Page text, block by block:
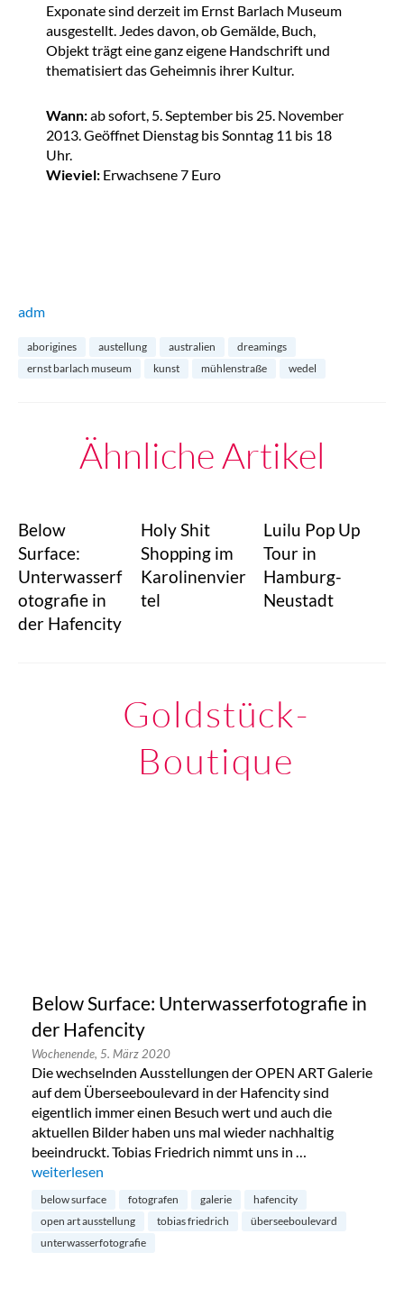
Exponate sind derzeit im Ernst Barlach Museum
ausgestellt. Jedes davon, ob Gemälde, Buch,
Objekt trägt eine ganz eigene Handschrift und
thematisiert das Geheimnis ihrer Kultur.
Wann:ab sofort, 5. September bis 25. November
2013. Geöffnet Dienstag bis Sonntag 11 bis 18
Uhr.
Wieviel: Erwachsene 7 Euro
adm
aborigines austellung australien
dreamings
ernst barlach museum
kunst mühlenstraße wedel
Ähnliche Artikel
Below
Surface:
Unterwasserf
otografie in
der Hafencity
Holy Shit
Shopping im
Karolinenvier
tel
Luilu Pop Up
Tour in
Hamburg-
Neustadt
Goldstück-
Boutique
Below Surface: Unterwasserfotografie in
der Hafencity
Wochenende, 5. März 2020
Die wechselnden Ausstellungen der OPEN ART Galerie
auf dem Überseeboulevard in der Hafencity sind
eigentlich immer einen Besuch wert und auch die
aktuellen Bilder haben uns mal wieder nachhaltig
beeindruckt. Tobias Friedrich nimmt uns in …
„Below Surface: Unterwasserfotografie in der Hafencity“
weiterlesen
below surface fotografen galerie
hafencity
open art ausstellung
tobias friedrich
überseeboulevard
unterwasserfotografie